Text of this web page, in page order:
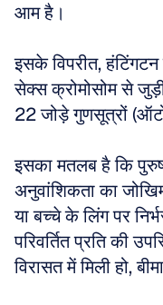
आम है।
इसके विपरीत,
सेक्स क्रोमोसोम से जुड़ी
22 जोड़े गुणसूत्रों
इसका मतलब है कि
अनुवांशिकता का
या बच्चे के लिंग पर
परिवर्तित प्रति की